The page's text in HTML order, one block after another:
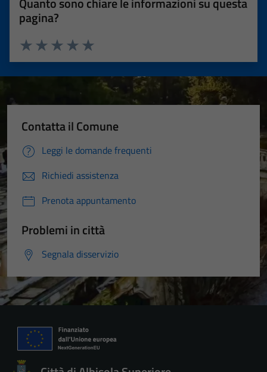
pagina?
Valuta 5 stelle su 5
Valuta 4 stelle su 5
Valuta 3 stelle su 5
Valuta 2 stelle su 5
Valuta 1 stelle su 5
Contatta il Comune
Leggi le domande frequenti
Richiedi assistenza
Prenota appuntamento
Problemi in città
Segnala disservizio